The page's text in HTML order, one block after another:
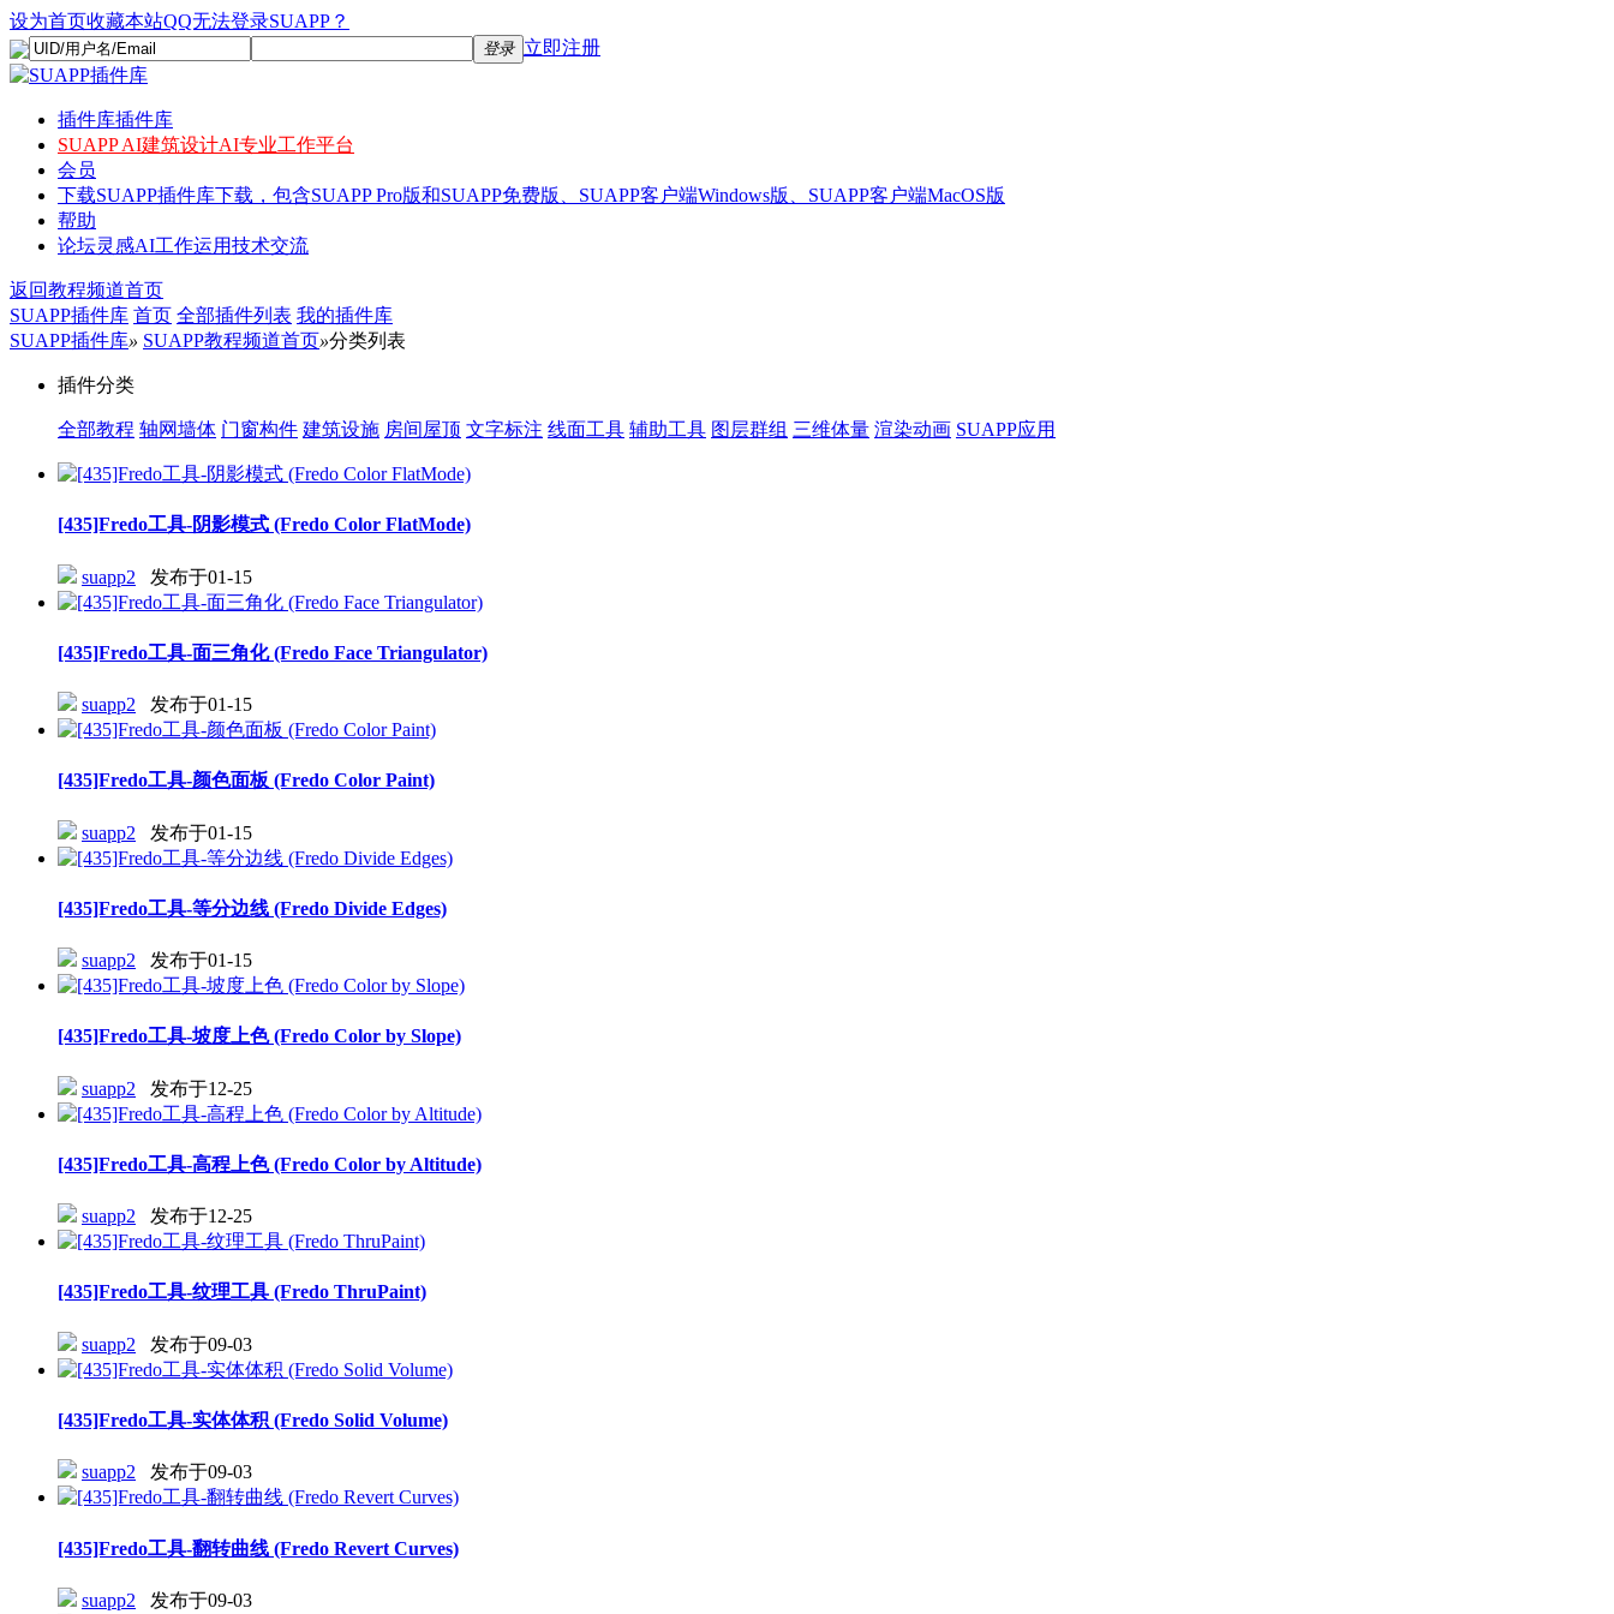
设为首页收藏本站QQ无法登录SUAPP？
登录 立即注册
插件库插件库
SUAPP AI建筑设计AI专业工作平台
会员
下载SUAPP插件库下载，包含SUAPP Pro版和SUAPP免费版、SUAPP客户端Windows版、SUAPP客户端MacOS版
帮助
论坛灵感AI工作运用技术交流
返回教程频道首页
SUAPP插件库 首页 全部插件列表 我的插件库
SUAPP插件库» SUAPP教程频道首页»分类列表
插件分类
全部教程 轴网墙体 门窗构件 建筑设施 房间屋顶 文字标注 线面工具 辅助工具 图层群组 三维体量 渲染动画 SUAPP应用
[435]Fredo工具-阴影模式 (Fredo Color FlatMode)
suapp2 发布于01-15
[435]Fredo工具-面三角化 (Fredo Face Triangulator)
suapp2 发布于01-15
[435]Fredo工具-颜色面板 (Fredo Color Paint)
suapp2 发布于01-15
[435]Fredo工具-等分边线 (Fredo Divide Edges)
suapp2 发布于01-15
[435]Fredo工具-坡度上色 (Fredo Color by Slope)
suapp2 发布于12-25
[435]Fredo工具-高程上色 (Fredo Color by Altitude)
suapp2 发布于12-25
[435]Fredo工具-纹理工具 (Fredo ThruPaint)
suapp2 发布于09-03
[435]Fredo工具-实体体积 (Fredo Solid Volume)
suapp2 发布于09-03
[435]Fredo工具-翻转曲线 (Fredo Revert Curves)
suapp2 发布于09-03